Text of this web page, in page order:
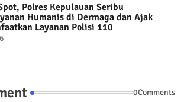
Polres Kepulauan Seribu
Humanis di Dermaga dan Ajak
Layanan Polisi 110
0Comments